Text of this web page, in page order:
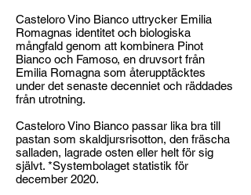
Casteloro Vino Bianco uttrycker Emilia
Romagnas identitet och biologiska
mångfald genom att kombinera Pinot
Bianco och Famoso, en druvsort från
Emilia Romagna som återupptäcktes
under det senaste decenniet och räddades
från utrotning.
Casteloro Vino Bianco passar lika bra till
pastan som skaldjursrisotton, den fräscha
salladen, lagrade osten eller helt för sig
självt. *Systembolaget statistik för
december 2020.